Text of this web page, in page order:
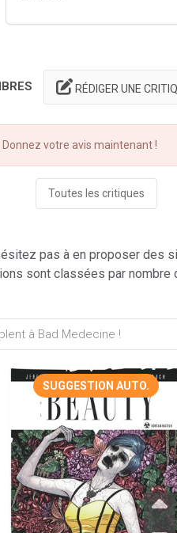
RÉDIGER UNE
Donnez votre avis maintenant !
Toutes les critiques
pas à en proposer des
sont classées par
SUGGESTION AUTO.